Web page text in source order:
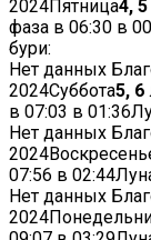
2024Пятница4, 5
фаза в 06:30 в
бури:
Нет данных
2024Суббота5, 6
в 07:03 в 01:36
Нет данных
2024
07:56 в 02:44
Нет данных
2024